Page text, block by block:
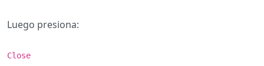
Luego presiona:
Close